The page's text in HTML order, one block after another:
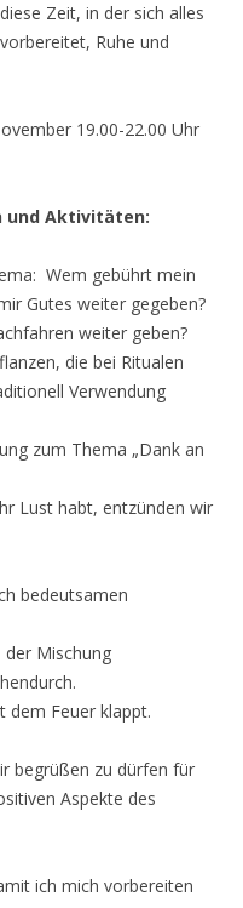
Zeit, in der sich alles
Ruhe und
19.00-22.00 Uhr
und Aktivitäten:
Wem gebührt mein
Gutes weiter gegeben?
weiter geben?
die bei Ritualen
Verwendung
zum Thema „Dank an
Lust habt, entzünden wir
bedeutsamen
Mischung
dem Feuer klappt.
begrüßen zu dürfen für
Aspekte des
ich mich vorbereiten